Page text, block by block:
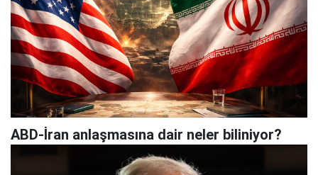
ABD-İran anlaşmasına dair neler biliniyor?